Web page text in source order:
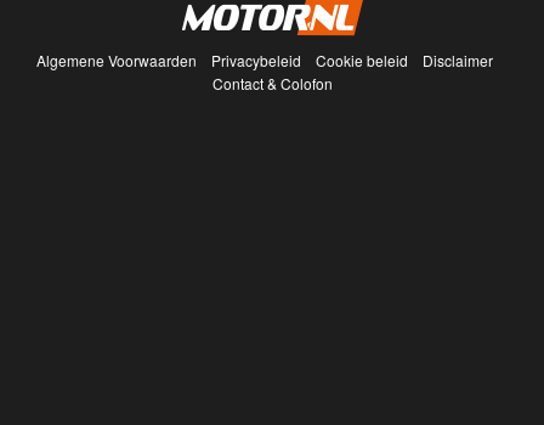
Algemene Voorwaarden Privacybeleid Cookie beleid
Disclaimer
Contact & Colofon